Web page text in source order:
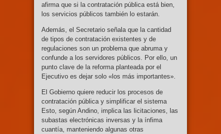
afirma que si la contratación pública está bien,
los servicios públicos también lo estarán.
Además, el Secretario señala que la cantidad
de tipos de contratación existentes y de
regulaciones son un problema que abruma y
confunde a los servidores públicos. Por ello, un
punto clave de la reforma planteada por el
Ejecutivo es dejar solo «los más importantes».
El Gobierno quiere reducir los procesos de
contratación pública y simplificar el sistema
Esto, según Andino, implica las licitaciones, las
subastas electrónicas inversas y la ínfima
cuantía, manteniendo algunas otras